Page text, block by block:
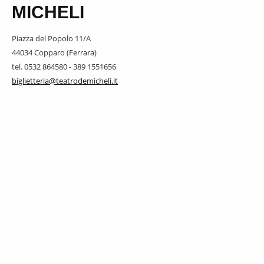
MICHELI
Piazza del Popolo 11/A
44034 Copparo (Ferrara)
tel. 0532 864580 - 389 1551656
biglietteria@teatrodemicheli.it